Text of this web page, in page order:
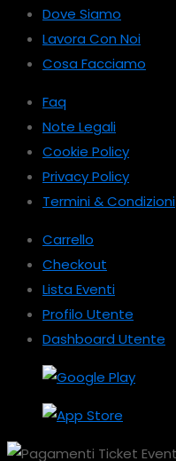
Dove Siamo
Lavora Con Noi
Cosa Facciamo
Faq
Note Legali
Cookie Policy
Privacy Policy
Termini & Condizioni
Carrello
Checkout
Lista Eventi
Profilo Utente
Dashboard Utente